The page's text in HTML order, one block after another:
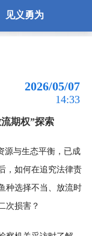
见义勇为
2026/05/07
14:33
期权”探索
源与生态平衡，已成
，如何在追究法律责
种选择不当、放流时
次损害？